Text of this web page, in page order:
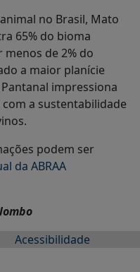
no Brasil, Mato
65% do bioma
menos de 2% do
a maior planície
impressiona
a sustentabilidade
podem ser
da ABRAA
Acessibilidade